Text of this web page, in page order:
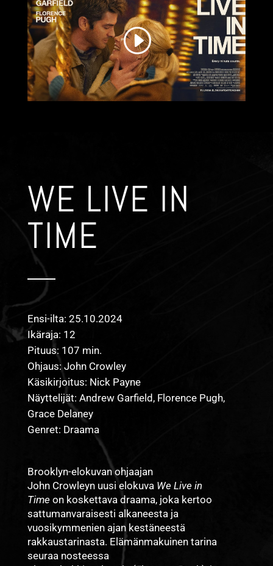
WE LIVE IN
TIME
Ensi-ilta: 25.10.2024
Ikäraja: 12
Pituus: 107 min.
Ohjaus: John Crowley
Käsikirjoitus: Nick Payne
Näyttelijät: Andrew Garfield, Florence Pugh,
Grace Delaney
Genret: Draama
Brooklyn-elokuvan ohjaajan
John Crowleyn uusi elokuva We Live in
Time on koskettava draama, joka kertoo
sattumanvaraisesti alkaneesta ja
vuosikymmenien ajan kestäneestä
rakkaustarinasta. Elämänmakuinen tarina
seuraa nosteessa